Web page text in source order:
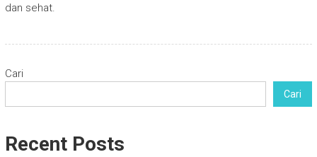
dan sehat.
Cari
Cari
Recent Posts